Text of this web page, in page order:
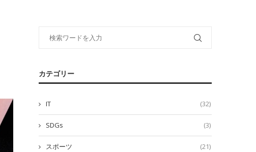
カテゴリー
IT (32)
SDGs (3)
スポーツ (21)